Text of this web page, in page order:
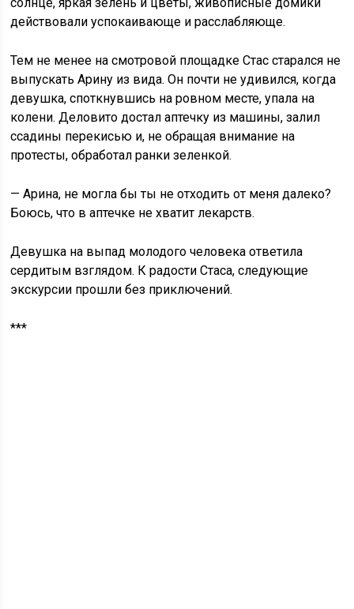
действовали успокаивающе и расслабляюще.
Тем не менее на смотровой площадке Стас старался не
выпускать Арину из вида. Он почти не удивился, когда
девушка, споткнувшись на ровном месте, упала на
колени. Деловито достал аптечку из машины, залил
ссадины перекисью и, не обращая внимание на
протесты, обработал ранки зеленкой.
— Арина, не могла бы ты не отходить от меня далеко?
Боюсь, что в аптечке не хватит лекарств.
Девушка на выпад молодого человека ответила
сердитым взглядом. К радости Стаса, следующие
экскурсии прошли без приключений.
***